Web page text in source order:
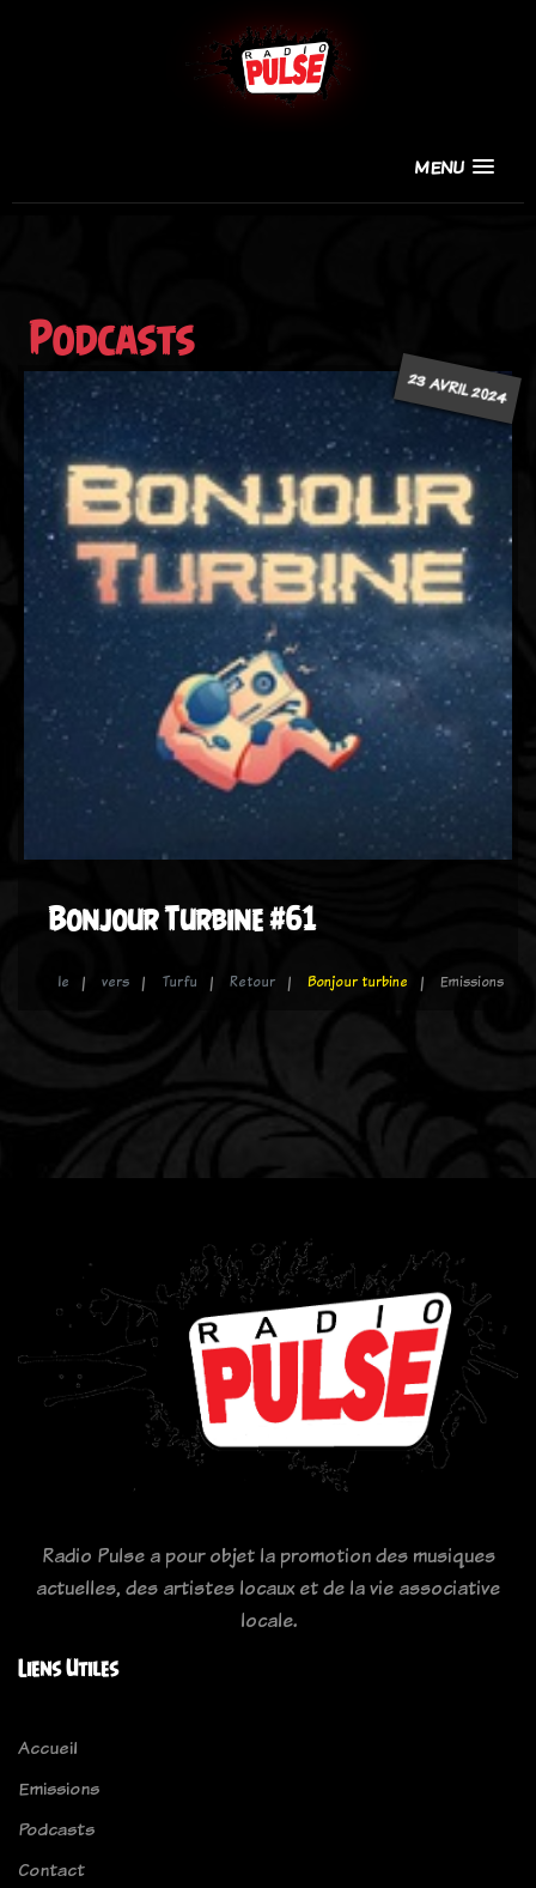
MENU
Podcasts
23 AVRIL 2024
Bonjour Turbine #61
le vers Turfu Retour Bonjour turbine Emissions
Radio Pulse a pour objet la promotion des musiques
actuelles, des artistes locaux et de la vie associative
locale.
Liens Utiles
Accueil
Emissions
Podcasts
Contact